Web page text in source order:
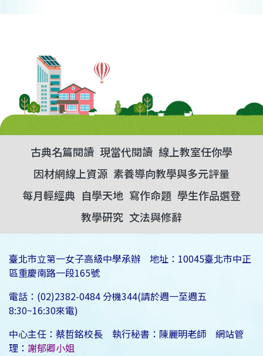
古典名篇閱讀 現當代閱讀 線上教室任你學
因材網線上資源 素養導向教學與多元評量
每月輕經典 自學天地 寫作命題 學生作品選登
教學研究 文法與修辭
臺北市立第一女子高級中學承辦 地址：10045臺北市中正
區重慶南路一段165號
電話：(02)2382-0484 分機344(請於週一至週五
8:30~16:30來電)
中心主任：蔡哲銘校長 執行秘書：陳麗明老師 網站管
理： 謝郁卿小姐